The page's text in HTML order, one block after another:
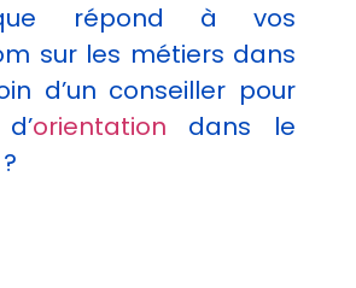
répond à vos
sur les métiers dans
d’un conseiller pour
orientation dans le